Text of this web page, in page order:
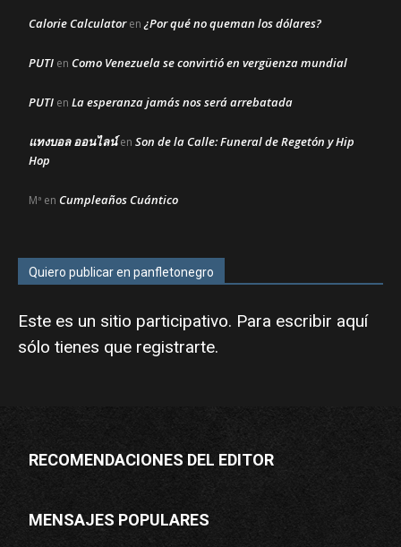
Calorie Calculatoren¿Por qué no queman los dólares?
PUTI en Como Venezuela se convirtió en vergüenza mundial
PUTI en La esperanza jamás nos será arrebatada
แทงบอล ออนไลน์en Son de la Calle: Funeral de Regetón y Hip
Hop
Mª en Cumpleaños Cuántico
Quiero publicar en panfletonegro
Este es un sitio participativo. Para escribir aquí
sólo tienes que registrarte.
RECOMENDACIONES DEL EDITOR
MENSAJES POPULARES